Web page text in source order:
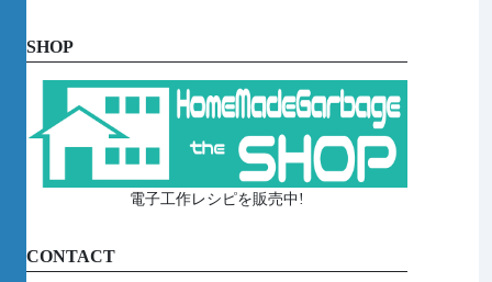
SHOP
電子工作レシピを販売中!
CONTACT